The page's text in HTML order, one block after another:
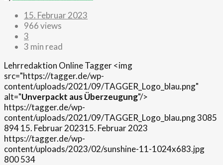
15. Februar 2023
966 views
3
3 min read
Lehrredaktion OnlineTagger<img
src="https://tagger.de/wp-
content/uploads/2021/09/TAGGER_Logo_blau.png"
alt="Unverpackt aus Überzeugung"/>
https://tagger.de/wp-
content/uploads/2021/09/TAGGER_Logo_blau.png3085
89415. Februar 202315. Februar 2023
https://tagger.de/wp-
content/uploads/2023/02/sunshine-11-1024x683.jpg
800534